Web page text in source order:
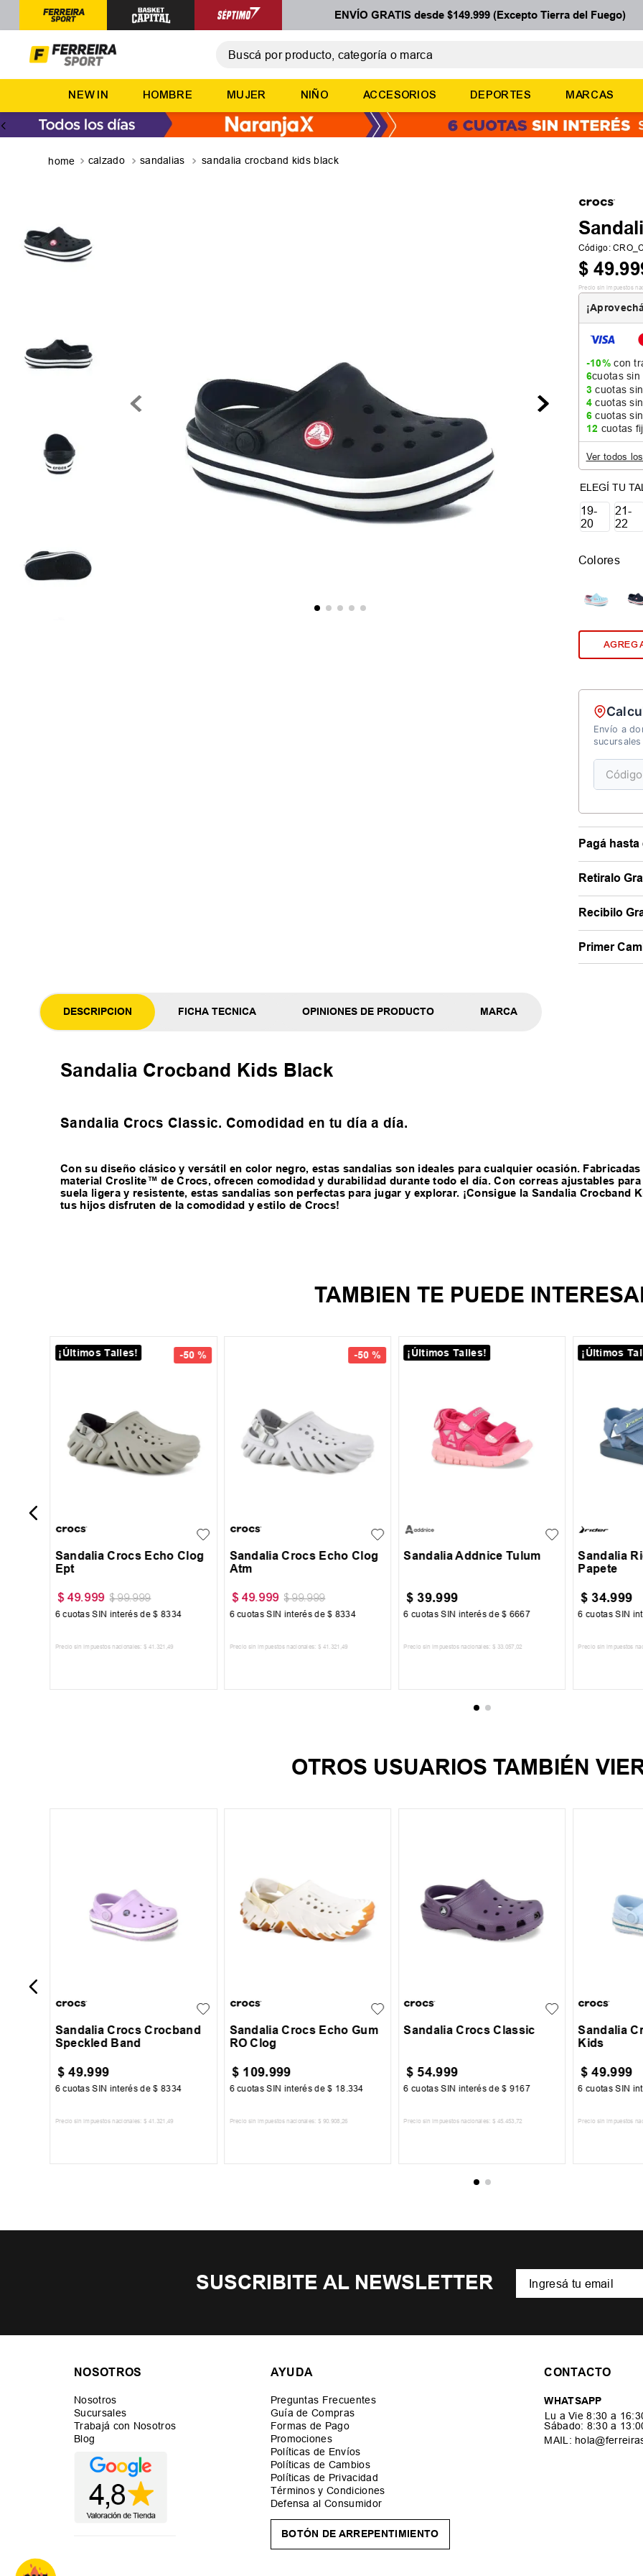
ENVÍO GRATIS desde $149.999 (Excepto Tierra del Fuego)
NEW IN HOMBRE MUJER NIÑO ACCESORIOS DEPORTES MARCAS
calzado sandalias sandalia crocband kids black
Código:
$ 49.
Precio sin impuestos
-10%con
6cuotas
3cuotas
4cuotas
6cuotas
12 cuotas
Ver todos
19-
20
21-
22
Colores
Envío a
sucursales
Pagá
Retiralo
Recibilo
Primer
DESCRIPCION FICHA TECNICA OPINIONES DE PRODUCTO MARCA
Sandalia Crocband Kids Black
Sandalia Crocs Classic. Comodidad en tu día a día.
Con su diseño clásico y versátil en color negro, estas sandalias son ideales para cualquier ocasión.
material Croslite™ de Crocs, ofrecen comodidad y durabilidad durante todo el día. Con correas ajustables
suela ligera y resistente, estas sandalias son perfectas para jugar y explorar. ¡Consigue la Sandalia Crocband
tus hijos disfruten de la comodidad y estilo de Crocs!
TAMBIEN TE PUEDE
-50 %
¡Últimos Talles!
Sandalia Crocs Echo Clog
Ept
$ 49.999 $ 99.999
6 cuotas SIN interés de$ 8334
Precio sin impuestos nacionales: $ 41 321 ,49
-50 %
Sandalia Crocs Echo Clog
Atm
$ 49.999 $ 99.999
6 cuotas SIN interés de$ 8334
Precio sin impuestos nacionales: $ 41 321 ,49
¡Últimos Talles!
Sandalia Addnice Tulum
$ 39.999
6 cuotas SIN interés de$ 6667
Precio sin impuestos nacionales: $ 33 057 ,02
¡Últimos
Sandalia
Papete
$ 34.999
6 cuotas SIN
Precio sin impuestos
OTROS USUARIOS TAMBIÉN
Sandalia Crocs Crocband
Speckled Band
$ 49.999
6 cuotas SIN interés de$ 8334
Precio sin impuestos nacionales: $ 41 321 ,49
Sandalia Crocs Echo Gum
RO Clog
$ 109.999
6 cuotas SIN interés de$ 18 .334
Precio sin impuestos nacionales: $ 90 908 ,26
Sandalia Crocs Classic
$ 54.999
6 cuotas SIN interés de$ 9167
Precio sin impuestos nacionales: $ 45 453 ,72
Sandalia
Kids
$ 49.999
6 cuotas SIN
Precio sin impuestos
SUSCRIBITE AL NEWSLETTER
NOSOTROS
Nosotros
Sucursales
Trabajá con Nosotros
Blog
AYUDA
Preguntas Frecuentes
Guía de Compras
Formas de Pago
Promociones
Políticas de Envíos
Políticas de Cambios
Políticas de Privacidad
Términos y Condiciones
Defensa al Consumidor
BOTÓN DE ARREPENTIMIENTO
CONTACTO
WHATSAPP
Lu a Vie 8:30 a
Sábado: 8:30 a
MAIL:
TÉRMINOS MÁS BUSCADOS
2
zapatillas
3.
basquet